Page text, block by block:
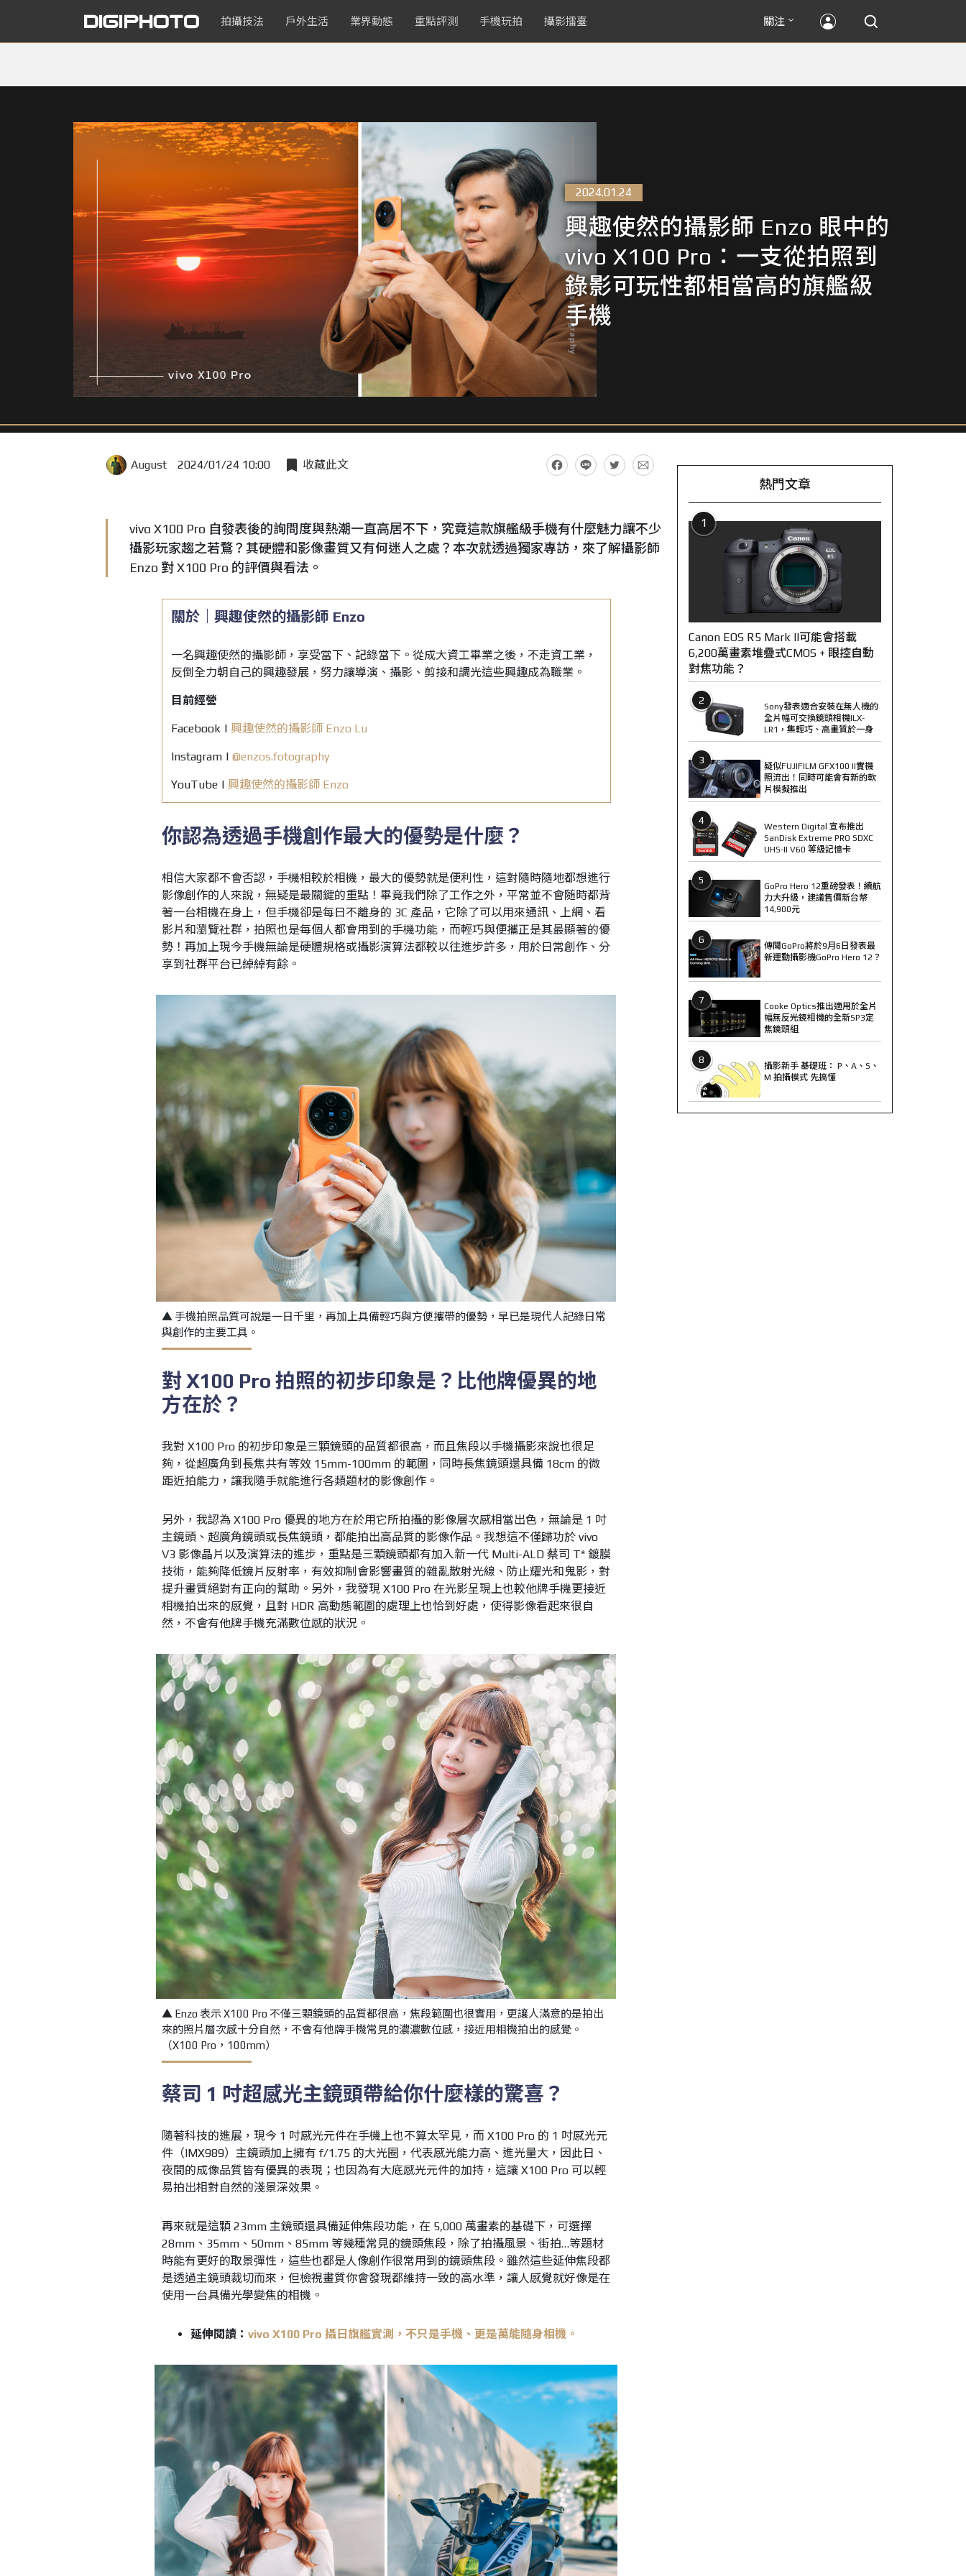
拍攝技法 戶外生活 業界動態 重點評測 手機玩拍 攝影擂臺 關注
2024.01.24
興趣使然的攝影師 Enzo 眼中的
vivo X100 Pro：一支從拍照到
錄影可玩性都相當高的旗艦級
手機
August 2024/01/24 10:00 收藏此文
vivo X100 Pro 自發表後的詢問度與熱潮一直高居不下，究竟這款旗艦級手機有什麼魅力讓不少
攝影玩家趨之若鶩？其硬體和影像畫質又有何迷人之處？本次就透過獨家專訪，來了解攝影師
Enzo 對 X100 Pro 的評價與看法。
關於｜ 興趣使然的攝影師 Enzo
一名興趣使然的攝影師，享受當下、記錄當下。從成大資工畢業之後，不走資工業，
反倒全力朝自己的興趣發展，努力讓導演、攝影、剪接和調光這些興趣成為職業。
目前經營
Facebook | 興趣使然的攝影師 Enzo Lu
Instagram | @enzos.fotography
YouTube | 興趣使然的攝影師 Enzo
你認為透過手機創作最大的優勢是什麼？
相信大家都不會否認，手機相較於相機，最大的優勢就是便利性，這對隨時隨地都想進行
影像創作的人來說，無疑是最關鍵的重點！畢竟我們除了工作之外，平常並不會随時都背
著一台相機在身上，但手機卻是每日不離身的 3C 產品，它除了可以用來通訊、上網、看
影片和瀏覽社群，拍照也是每個人都會用到的手機功能，而輕巧與便攜正是其最顯著的優
勢！再加上現今手機無論是硬體規格或攝影演算法都較以往進步許多，用於日常創作、分
享到社群平台已綽綽有餘。
▲ 手機拍照品質可說是一日千里，再加上具備輕巧與方便攜帶的優勢，早已是現代人記錄日常
與創作的主要工具。
對X100 Pro 拍照的初步印象是？比他牌優異的地
方在於？
我對 X100 Pro 的初步印象是三顆鏡頭的品質都很高，而且焦段以手機攝影來說也很足
夠，從超廣角到長焦共有等效 15mm-100mm 的範圍，同時長焦鏡頭還具備 18cm 的微
距近拍能力，讓我隨手就能進行各類題材的影像創作。
另外，我認為 X100 Pro 優異的地方在於用它所拍攝的影像層次感相當出色，無論是 1 吋
主鏡頭、超廣角鏡頭或長焦鏡頭，都能拍出高品質的影像作品。我想這不僅歸功於 vivo
V3 影像晶片以及演算法的進步，重點是三顆鏡頭都有加入新一代 Multi-ALD 蔡司 T* 鍍膜
技術，能夠降低鏡片反射率，有效抑制會影響畫質的雜亂散射光線、防止耀光和鬼影，對
提升畫質絕對有正向的幫助。另外，我發現 X100 Pro 在光影呈現上也較他牌手機更接近
相機拍出來的感覺，且對 HDR 高動態範圍的處理上也恰到好處，使得影像看起來很自
然，不會有他牌手機充滿數位感的狀況。
▲ Enzo 表示 X100 Pro 不僅三顆鏡頭的品質都很高，焦段範圍也很實用，更讓人滿意的是拍出
來的照片層次感十分自然，不會有他牌手機常見的濃濃數位感，接近用相機拍出的感覺。
（X100 Pro，100mm）
蔡司 1 吋超感光主鏡頭帶給你什麼樣的驚喜？
隨著科技的進展，現今 1 吋感光元件在手機上也不算太罕見，而 X100 Pro 的 1 吋感光元
件（IMX989）主鏡頭加上擁有 f/1.75 的大光圈，代表感光能力高、進光量大，因此日、
夜間的成像品質皆有優異的表現；也因為有大底感光元件的加持，這讓 X100 Pro 可以輕
易拍出相對自然的淺景深效果。
再來就是這顆 23mm 主鏡頭還具備延伸焦段功能，在 5,000 萬畫素的基礎下，可選擇
28mm、35mm、50mm、85mm 等幾種常見的鏡頭焦段，除了拍攝風景、街拍…等題材
時能有更好的取景彈性，這些也都是人像創作很常用到的鏡頭焦段。雖然這些延伸焦段都
是透過主鏡頭裁切而來，但檢視畫質你會發現都維持一致的高水準，讓人感覺就好像是在
使用一台具備光學變焦的相機。
延伸閱讀： vivo X100 Pro 攝日旗艦實測，不只是手機、更是萬能隨身相機。
熱門文章
1
Canon EOS R5 Mark II可能會搭載
6,200萬畫素堆疊式CMOS + 眼控自動
對焦功能？
2
Sony發表適合安裝在無人機的
全片幅可交換鏡頭相機ILX-
LR1，集輕巧、高畫質於一身
3
疑似FUJIFILM GFX100 II實機
照流出！同時可能會有新的軟
片模擬推出
4
Western Digital 宣布推出
SanDisk Extreme PRO SDXC
UHS-II V60 等級記憶卡
5
GoPro Hero 12重磅發表！續航
力大升級，建議售價新台幣
14,900元
6
傳聞GoPro將於9月6日發表最
新運動攝影機GoPro Hero 12？
7
Cooke Optics推出適用於全片
幅無反光鏡相機的全新SP3定
焦鏡頭組
8
攝影新手 基礎班： P、A、S、
M 拍攝模式 先搞懂